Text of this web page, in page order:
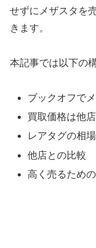
せずにメザスタを
きます。
本記事では以下の
ブックオフで
買取価格は他
レアタグの相
他店との比較
高く売るため